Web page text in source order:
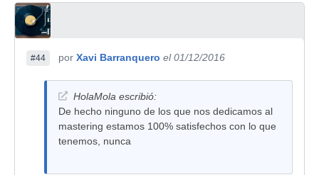
#44 por Xavi Barranquero el 01/12/2016
HolaMola escribió:
De hecho ninguno de los que nos dedicamos al
mastering estamos 100% satisfechos con lo que
tenemos, nunca